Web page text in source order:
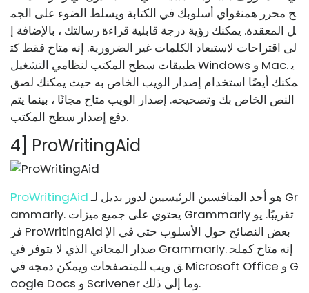
ح محرر همنغواي أسلوبك في الكتابة ويسلط الضوء على الجم
ل المعقدة. يمكنك رؤية درجة قابلية قراءة رسالتك ، بالإضافة إ
لى اقتراحات لاستبعاد الكلمات غير الضرورية. إنه متاح فقط كت
طبيقات سطح المكتب لنظامي التشغيل Windows و Mac. ي
مكنك أيضًا استخدام إصدار الويب الخاص به حيث يمكنك لصق
النص الخاص بك وتصحيحه. إصدار الويب متاح مجانًا ، بينما يتم
دفع إصدار سطح المكتب.
4] ProWritingAid
ProWritingAidهو أحد المنافسين الرئيسيين لدور بديل لـ Gr
ammarly. يحتوي على جميع ميزات Grammarly تقريبًا. يو
فر ProWritingAid بعض النصائح حول الأسلوب حتى في الإ
صدار المجاني الذي لا يتوفر في Grammarly. إنه متاح كملح
ق ويب للمتصفحات ويمكن دمجه في Microsoft Office و G
oogle Docs و Scrivener وما إلى ذلك.